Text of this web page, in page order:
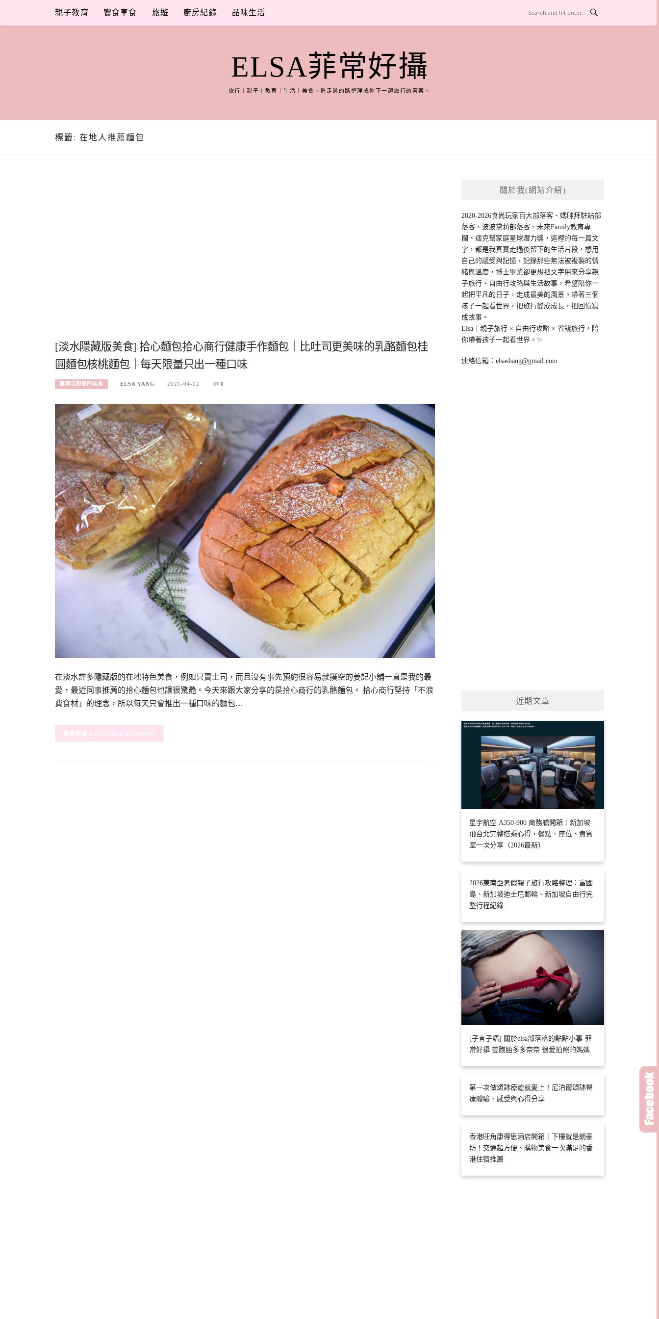
content
親子教育 饗食享食 旅遊 廚房紀錄 品味生活
ELSA菲常好攝
旅行｜親子｜教育｜生活｜美食，把走過的路整理成你下一趟旅行的答案。
標籤: 在地人推薦麵包
[淡水隱藏版美食] 拾心麵包拾心商行健康手作麵包｜比吐司更美味的乳酪麵包桂
圓麵包核桃麵包｜每天限量只出一種口味
團購宅配熱門美食 ELSA YANG 2021-04-02 0
在淡水許多隱藏版的在地特色美食，例如只賣土司，而且沒有事先預約很容易就撲空的姜記小舖一直是我的最
愛，最近同事推薦的拾心麵包也讓很驚艷。今天來跟大家分享的是拾心商行的乳酪麵包。 拾心商行堅持「不浪
費食材」的理念，所以每天只會推出一種口味的麵包…
CONTINUE READING
關於我(網站介紹)
2020-2026食尚玩家百大部落客、媽咪拜駐站部
落客、波波黛莉部落客、未來Family教育專
欄、痞克幫家庭星球潛力獎，這裡的每一篇文
字，都是我真實走過後留下的生活片段，想用
自己的感受與記憶，記錄那些無法被複製的情
緒與溫度，博士畢業卻更想把文字用來分享親
子旅行、自由行攻略與生活故事，希望陪你一
起把平凡的日子，走成最美的風景。帶著三個
孩子一起看世界，把旅行變成成長，把回憶寫
成故事。
Elsa｜親子旅行 × 自由行攻略 × 省錢旅行，陪
你帶著孩子一起看世界。✨
連絡信箱：elsashang@gmail.com
近期文章
星宇航空 A350-900 商務艙開箱｜新加坡
飛台北完整搭乘心得，餐點、座位、貴賓
室一次分享（2026最新）
2026東南亞暑假親子旅行攻略整理：富國
島、新加坡迪士尼郵輪、新加坡自由行完
整行程紀錄
[子言子語] 關於elsa部落格的點點小事-菲
常好攝 雙胞胎多多奈奈 很愛拍照的媽媽
第一次做頌缽療癒就愛上！尼泊爾頌缽聲
療體驗、感受與心得分享
香港旺角康得思酒店開箱｜下樓就是朗豪
坊！交通超方便、購物美食一次滿足的香
港住宿推薦